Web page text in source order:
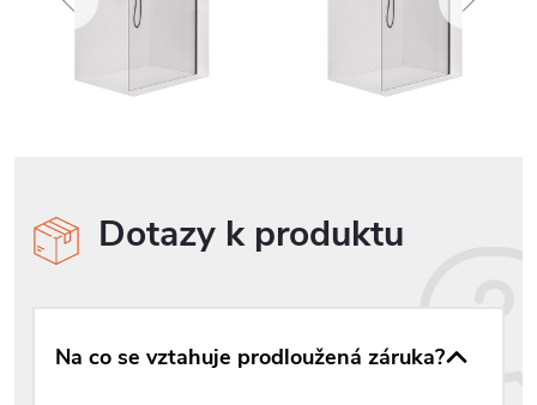
Dotazy k produktu
Na co se vztahuje prodloužená záruka?